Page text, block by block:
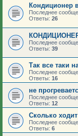
Кондиционер
Последнее
Ответы: 26
Последнее
Ответы: 39
Так все таки
Последнее
Ответы: 16
не
Последнее
Ответы: 12
Сколько
Последнее
Ответы: 6